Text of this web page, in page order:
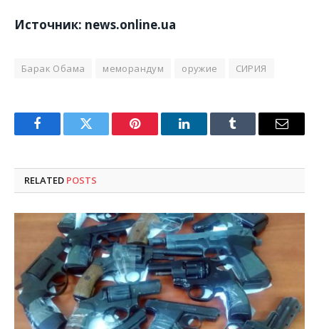
Источник: news.online.ua
Барак Обама меморандум оружие СИРИЯ
FacebookTwitter Pinterest LinkedInTumblr Email
RELATED POSTS